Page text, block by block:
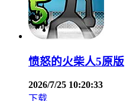
愤怒的火柴人5原版
2026/7/25 10:20:33
下载